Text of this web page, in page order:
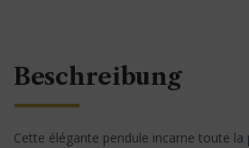
Beschreibung
Cette élégante pendule incarne toute